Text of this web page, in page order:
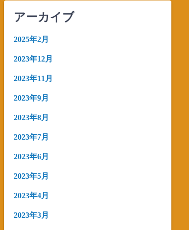
アーカイブ
2025年2月
2023年12月
2023年11月
2023年9月
2023年8月
2023年7月
2023年6月
2023年5月
2023年4月
2023年3月